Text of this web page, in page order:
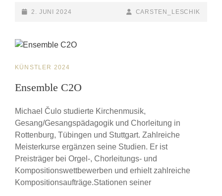
POSTED-
2. JUNI 2024
BY
BYLINE
CARSTEN_LESCHIK
CAT
KÜNSTLER 2024
Ensemble C2O
Michael Čulo studierte Kirchenmusik,
Gesang/Gesangspädagogik und Chorleitung in
Rottenburg, Tübingen und Stuttgart. Zahlreiche
Meisterkurse ergänzen seine Studien. Er ist
Preisträger bei Orgel-, Chorleitungs- und
Kompositionswettbewerben und erhielt zahlreiche
Kompositionsaufträge.Stationen seiner